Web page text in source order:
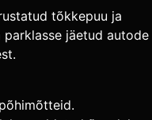
tõkkepuu ja
jäetud autode